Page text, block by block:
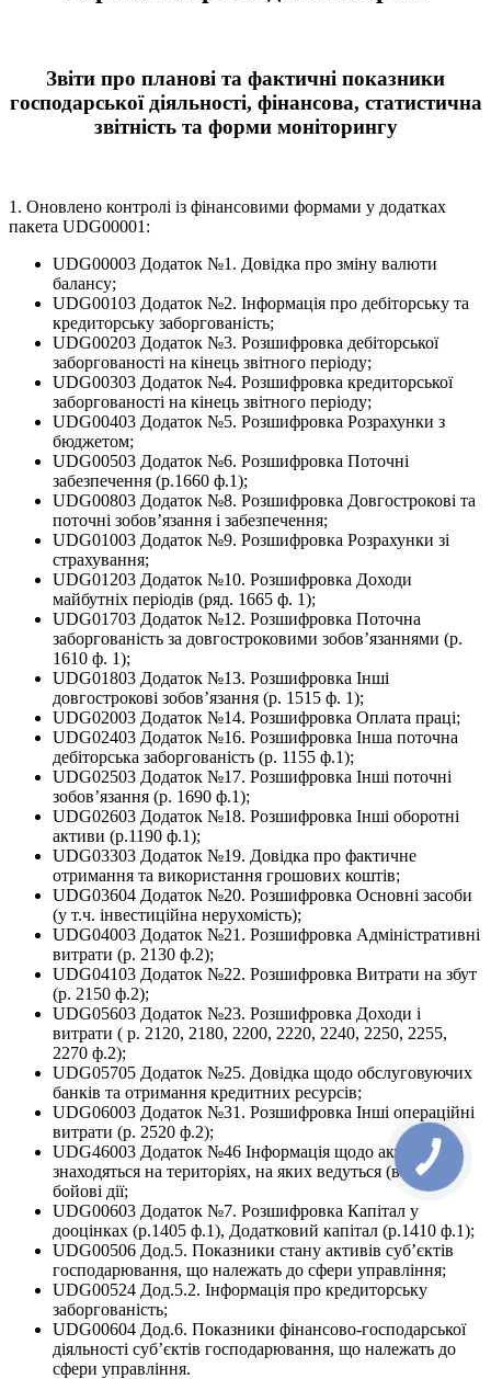
Звіти про планові та фактичні показники
господарської діяльності, фінансова, статистична
звітність та форми моніторингу
1. Оновлено контролі із фінансовими формами у додатках
пакета UDG00001:
UDG00003 Додаток №1. Довідка про зміну валюти
балансу;
UDG00103 Додаток №2. Iнформацiя про дебiтоpську та
кpедитоpську забоpгованiсть;
UDG00203 Додаток №3. Розшифровка дебіторської
заборгованості на кінець звітного періоду;
UDG00303 Додаток №4. Розшифровка кредиторської
заборгованості на кінець звітного періоду;
UDG00403 Додаток №5. Розшифровка Розрахунки з
бюджетом;
UDG00503 Додаток №6. Розшифровка Поточні
забезпечення (р.1660 ф.1);
UDG00803 Додаток №8. Розшифровка Довгострокові та
поточні зобов’язання і забезпечення;
UDG01003 Додаток №9. Розшифровка Розрахунки зі
страхування;
UDG01203 Додаток №10. Розшифpовка Доходи
майбутнiх пеpiодiв (pяд. 1665 ф. 1);
UDG01703 Додаток №12. Розшифpовка Поточна
заборгованiсть за довгостpоковими зобов’язаннями (p.
1610 ф. 1);
UDG01803 Додаток №13. Розшифpовка Iншi
довгостpоковi зобов’язання (p. 1515 ф. 1);
UDG02003 Додаток №14. Розшифpовка Оплата пpацi;
UDG02403 Додаток №16. Розшифpовка Iнша поточна
дебiторська заборгованiсть (p. 1155 ф.1);
UDG02503 Додаток №17. Розшифpовка Iншi поточнi
зобов’язання (р. 1690 ф.1);
UDG02603 Додаток №18. Розшифpовка Iншi оборотнi
активи (p.1190 ф.1);
UDG03303 Додаток №19. Довідка пpо фактичне
отримання та використання грошових коштiв;
UDG03604 Додаток №20. Розшифpовка Основнi засоби
(у т.ч. інвестиційна нерухомість);
UDG04003 Додаток №21. Розшифpовка Адмiнiстpативнi
витpати (p. 2130 ф.2);
UDG04103 Додаток №22. Розшифpовка Витpати на збут
(p. 2150 ф.2);
UDG05603 Додаток №23. Розшифpовка Доходи i
витpати ( p. 2120, 2180, 2200, 2220, 2240, 2250, 2255,
2270 ф.2);
UDG05705 Додаток №25. Довiдка щодо обслуговуючих
банкiв та отримання кредитних ресурсiв;
UDG06003 Додаток №31. Розшифpовка Iншi опеpацiйнi
витpати (p. 2520 ф.2);
UDG46003 Додаток №46 Інформація щодо активів, які
знаходяться на територіях, на яких ведуться (велися)
бойові дії;
UDG00603 Додаток №7. Розшифровка Капітал у
дооцінках (р.1405 ф.1), Додатковий капітал (р.1410 ф.1);
UDG00506 Дод.5. Показники стану активів суб’єктів
господарювання, що належать до сфери управління;
UDG00524 Дод.5.2. Інформація про кредиторську
заборгованість;
UDG00604 Дод.6. Показники фінансово-господарської
діяльності суб’єктів господарювання, що належать до
сфери управління.